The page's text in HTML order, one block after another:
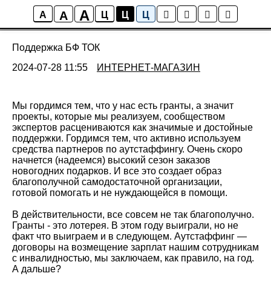
A A A Ц Ц Ц
Новости ТОК
Поддержка БФ ТОК
2024-07-28 11:55
ИНТЕРНЕТ-МАГАЗИН
Мы гордимся тем, что у нас есть гранты, а значит
проекты, которые мы реализуем, сообществом
экспертов расцениваются как значимые и достойные
поддержки. Гордимся тем, что активно используем
средства партнеров по аутстаффингу. Очень скоро
начнется (надеемся) высокий сезон заказов
новогодних подарков. И все это создает образ
благополучной самодостаточной организации,
готовой помогать и не нуждающейся в помощи.
В действительности, все совсем не так благополучно.
Гранты - это лотерея. В этом году выиграли, но не
факт что выиграем и в следующем. Аутстаффинг —
договоры на возмещение зарплат нашим сотрудникам
с инвалидностью, мы заключаем, как правило, на год.
А дальше?